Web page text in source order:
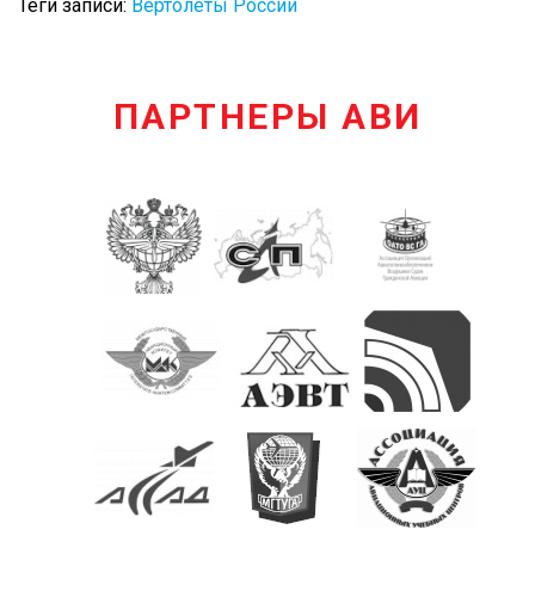
Теги записи: Вертолеты России
ПАРТНЕРЫ АВИ